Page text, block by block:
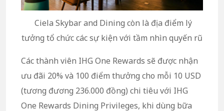
Ciela Skybar and Dining còn là địa điểm lý
tưởng tổ chức các sự kiện với tầm nhìn quyến rũ
Các thành viên IHG One Rewards sẽ được nhận
ưu đãi 20% và 100 điểm thưởng cho mỗi 10 USD
(tương đương 236.000 đồng) chi tiêu với IHG
One Rewards Dining Privileges, khi dùng bữa